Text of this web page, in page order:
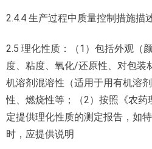
2.4.4 生产过程中质量控制措施描
2.5 理化性质：（1）包括外观（
度、粘度、氧化/还原性、对包装
机溶剂混溶性（适用于用有机溶
性、燃烧性等；（2）按照《农
定提供理化性质的测定报告，如
时，应提供说明